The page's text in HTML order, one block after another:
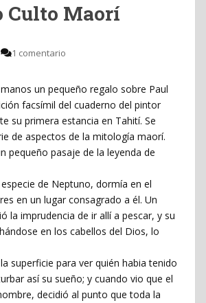
Culto Maorí
1 comentario
un pequeño regalo sobre Paul
facsímil del cuaderno del pintor
su primera estancia en Tahití. Se
de aspectos de la mitología maorí.
pequeño pasaje de la leyenda de
de Neptuno, dormía en el
en un lugar consagrado a él. Un
la imprudencia de ir allí a pescar, y su
en los cabellos del Dios, lo
superficie para ver quién habia tenido
así su sueño; y cuando vio que el
decidió al punto que toda la